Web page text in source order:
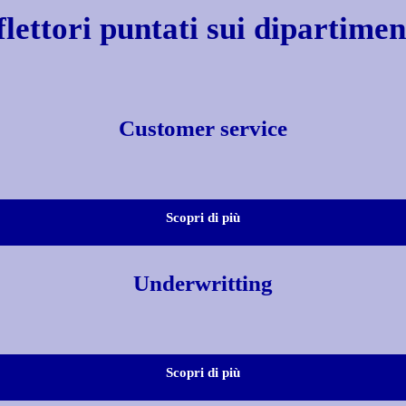
puntati sui
Customer service
Scopri di più
Underwritting
Scopri di più